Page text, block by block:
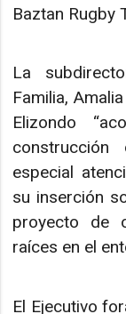
Baztan Rugby
La
Familia,
Elizondo
especial
su inserción
proyecto de
raíces en el
El Ejecutivo